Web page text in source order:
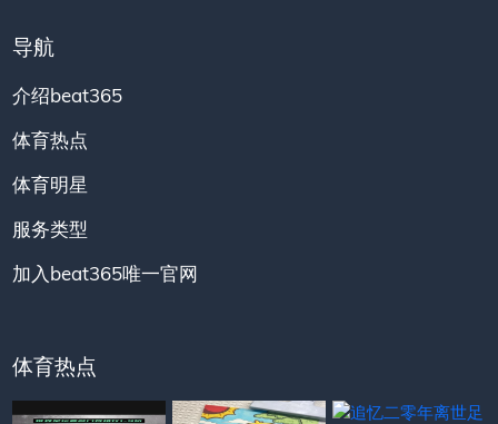
导航
介绍beat365
体育热点
体育明星
服务类型
加入beat365唯一官网
体育热点